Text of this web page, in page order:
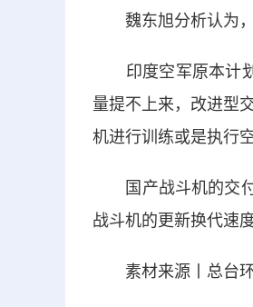
魏东旭分析认为，
印度空军原本计划
量提不上来，改进型
机进行训练或是执行
国产战斗机的交付
战斗机的更新换代速
素材来源丨总台环